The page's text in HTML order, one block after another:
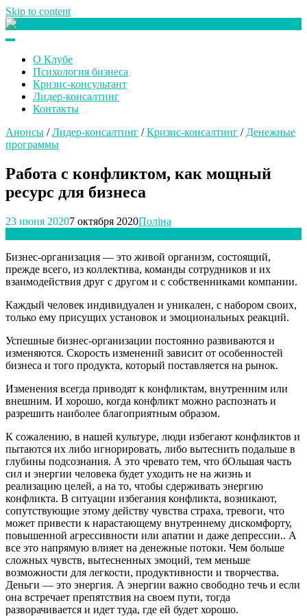
Skip to content
О Клубе
Психология бизнеса
Кризис-консультант
Лидер-консалтинг
Контакты
Анонсы /Лидер-консалтинг /Кризис-консалтинг / Денежные
программы
Работа с конфликтом, как мощный
ресурс для бизнеса
23 июня 20207 октября 2020Поліна
Бизнес-организация — это живой организм, состоящий,
прежде всего, из коллектива, команды сотрудников и их
взаимодействия друг с другом и с собственниками компании.
Каждый человек индивидуален и уникален, с набором своих,
только ему присущих установок и эмоциональных реакций.
Успешные бизнес-организации постоянно развиваются и
изменяются. Скорость изменений зависит от особенностей
бизнеса и того продукта, который поставляется на рынок.
Изменения всегда приводят к конфликтам, внутренним или
внешним. И хорошо, когда конфликт можно распознать и
разрешить наиболее благоприятным образом.
К сожалению, в нашей культуре, люди избегают конфликтов и
пытаются их либо игнорировать, либо вытеснить подальше в
глубины подсознания. А это чревато тем, что бОльшая часть
сил и энергии человека будет уходить не на жизнь и
реализацию целей, а на то, чтобы сдерживать энергию
конфликта. В ситуации избегания конфликта, возникают,
сопутствующие этому действу чувства страха, тревоги, что
может привести к нарастающему внутреннему дискомфорту,
повышенной агрессивности или апатии и даже депрессии.. А
все это напрямую влияет на денежные потоки. Чем больше
сложных чувств, вытесненных эмоций, тем меньше
возможности для легкости, продуктивности и творчества.
Деньги — это энергия. А энергии важно свободно течь и если
она встречает препятствия на своем пути, тогда
разворачивается и идет туда, где ей будет хорошо.